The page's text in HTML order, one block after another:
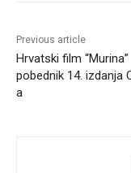
Previous article
Hrvatski film “Murina”
pobednik 14. izdanja
a